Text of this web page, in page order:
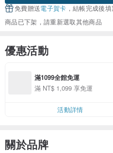
免費贈送電子賀卡 ，結帳完成後
商品已下架，請重新選取其他商品
優惠活動
滿1099全館免運
滿 NT$ 1,099 享免運
活動詳情
關於品牌